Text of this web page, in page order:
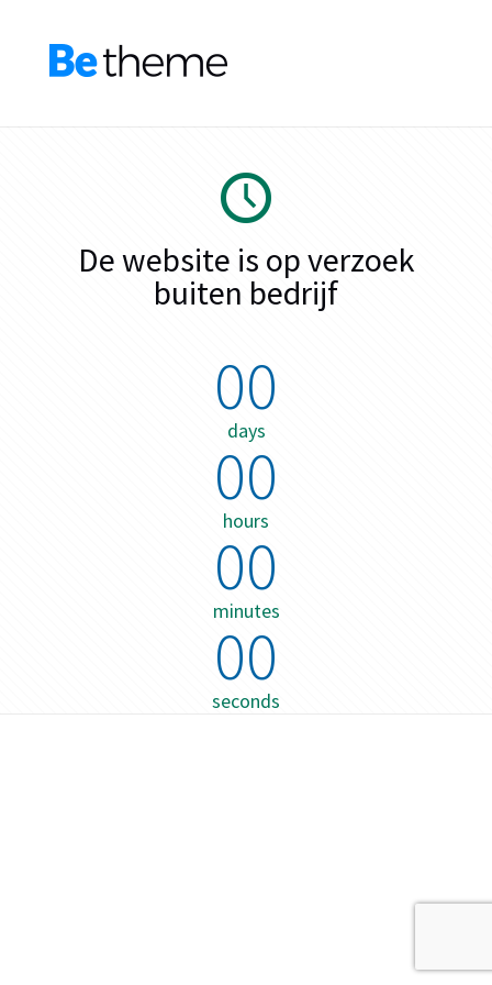
De website is op verzoek
buiten bedrijf
00
days
00
hours
00
minutes
00
seconds